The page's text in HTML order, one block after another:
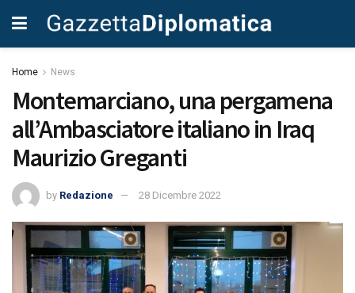
Home News
Montemarciano, una pergamena
all’Ambasciatore italiano in Iraq
Maurizio Greganti
by Redazione 28 Dicembre 2022